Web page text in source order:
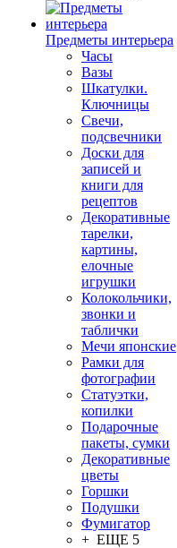
Предметы интерьера
Часы
Вазы
Шкатулки.
Ключницы
Свечи,
подсвечники
Доски для
записей и
книги для
рецептов
Декоративные
тарелки,
картины,
елочные
игрушки
Колокольчики,
звонки и
таблички
Мечи японские
Рамки для
фотографии
Статуэтки,
копилки
Подарочные
пакеты, сумки
Декоративные
цветы
Горшки
Подушки
Фумигатор
+ ЕЩЕ 5